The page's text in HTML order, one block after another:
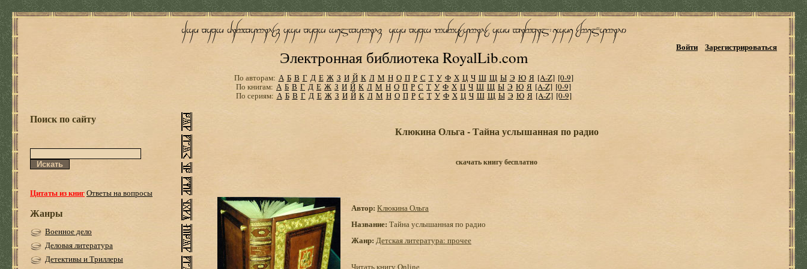
Электронная библиотека RoyalLib.com
Войти Зарегистрироваться
По авторам: А Б В Г Д Е Ж З И Й К Л М Н О П Р С Т У Ф Х Ц Ч Ш Щ Ы Э Ю Я [A-Z] [0-9]
По книгам: А Б В Г Д Е Ж З И Й К Л М Н О П Р С Т У Ф Х Ц Ч Ш Щ Ы Э Ю Я [A-Z] [0-9]
По сериям: А Б В Г Д Е Ж З И Й К Л М Н О П Р С Т У Ф Х Ц Ч Ш Щ Ы Э Ю Я [A-Z] [0-9]
Поиск по сайту
Цитаты из книгОтветы на вопросы
Жанры
Военное дело
Деловая литература
Детективы и Триллеры
Клюкина Ольга - Тайна услышанная по радио
скачать книгу бесплатно
Автор: Клюкина Ольга
Название: Тайна услышанная по радио
Жанр: Детская литература: прочее
Читать книгу Online